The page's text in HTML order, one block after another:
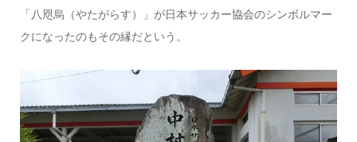
「八咫烏（やたがらす）」が日本サッカー協会のシンボルマー
クになったのもその縁だという。